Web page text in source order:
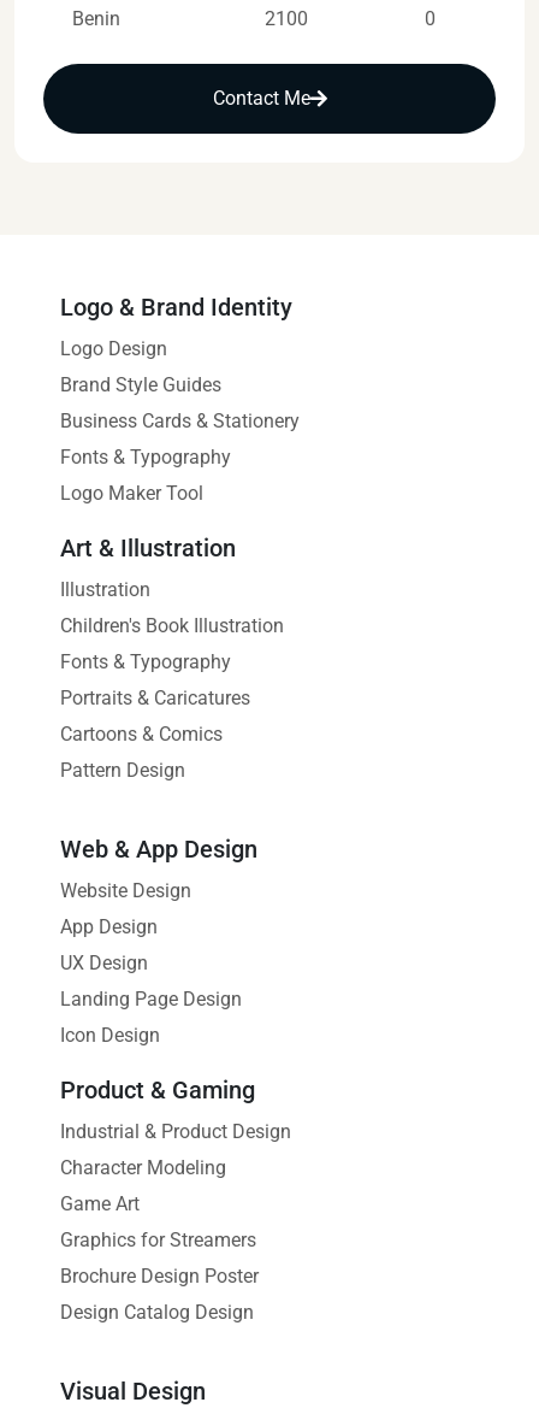
Benin
2100
0
Contact Me
Logo & Brand Identity
Logo Design
Brand Style Guides
Business Cards & Stationery
Fonts & Typography
Logo Maker Tool
Art & Illustration
Illustration
Children's Book Illustration
Fonts & Typography
Portraits & Caricatures
Cartoons & Comics
Pattern Design
Web & App Design
Website Design
App Design
UX Design
Landing Page Design
Icon Design
Product & Gaming
Industrial & Product Design
Character Modeling
Game Art
Graphics for Streamers
Brochure Design Poster
Design Catalog Design
Visual Design